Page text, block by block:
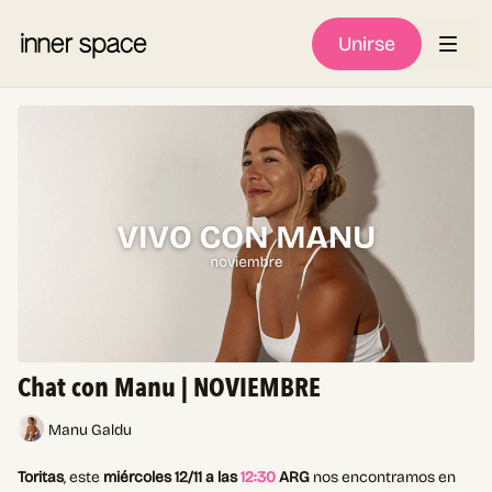
Unirse
Chat con Manu | NOVIEMBRE
Manu Galdu
Toritas, este miércoles 12/11 a las12:30ARG nos encontramos en